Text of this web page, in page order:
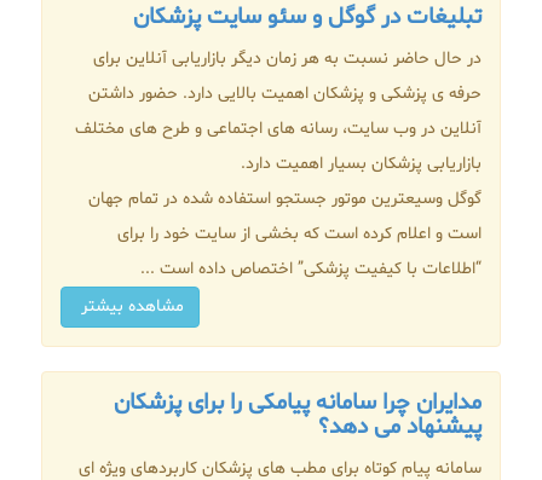
تبلیغات در گوگل و سئو سایت پزشکان
در حال حاضر نسبت به هر زمان دیگر بازاریابی آنلاین برای
حرفه ی پزشکی و پزشکان اهمیت بالایی دارد. حضور داشتن
آنلاین در وب سایت، رسانه های اجتماعی و طرح های مختلف
بازاریابی پزشکان بسیار اهمیت دارد.
گوگل وسیعترین موتور جستجو استفاده شده در تمام جهان
است و اعلام کرده است که بخشی از سایت خود را برای
“اطلاعات با کیفیت پزشکی” اختصاص داده است ...
مشاهده بیشتر
مدایران چرا سامانه پیامکی را برای پزشکان
پیشنهاد می دهد؟
سامانه پیام کوتاه برای مطب های پزشکان کاربردهای ویژه ای